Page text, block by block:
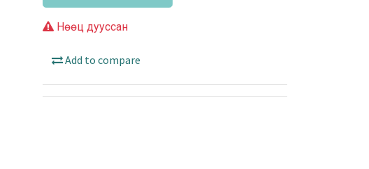
Нөөц дууссан
Add to compare